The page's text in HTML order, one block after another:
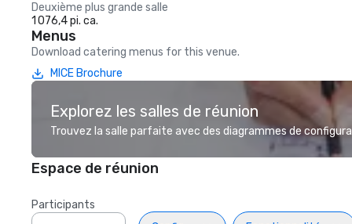
Deuxième plus grande salle
1 076,4 pi. ca.
Menus
Download catering menus for this venue.
MICE Brochure
Explorez les salles de réunion
Trouvez la salle parfaite avec des diagrammes de
Espace de réunion
Participants